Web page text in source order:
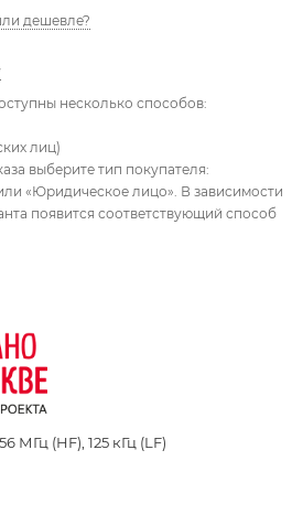
дешевле?
несколько способов:
лиц)
выберите тип покупателя:
«Юридическое лицо». В зависимости
появится соответствующий способ
МГц (HF), 125 кГц (LF)